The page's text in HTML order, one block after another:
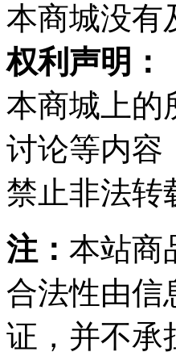
本商城没有
权利声明：
本商城上的
讨论等内容
禁止非法转
注： 本站商
合法性由信
证，并不承